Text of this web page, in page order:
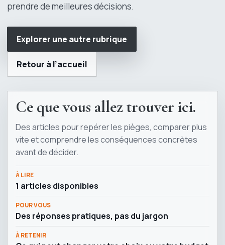
prendre de meilleures décisions.
Explorer une autre rubrique
Retour à l’accueil
Ce que vous allez trouver ici.
Des articles pour repérer les pièges, comparer plus
vite et comprendre les conséquences concrètes
avant de décider.
À LIRE
1 articles disponibles
POUR VOUS
Des réponses pratiques, pas du jargon
À RETENIR